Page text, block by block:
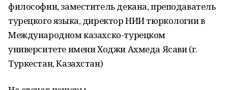
философии, заместитель декана, преподаватель
турецкого языка, директор НИИ тюркологии в
Международном казахско-турецком
университете имени Ходжи Ахмеда Ясави (г.
Туркестан, Казахстан)